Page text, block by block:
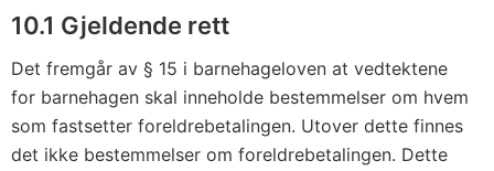
10.1 Gjeldende rett
Det fremgår av § 15 i barnehageloven at vedtektene
for barnehagen skal inneholde bestemmelser om hvem
som fastsetter foreldrebetalingen. Utover dette finnes
det ikke bestemmelser om foreldrebetalingen. Dette